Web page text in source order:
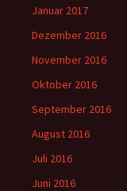
Januar 2017
Dezember 2016
November 2016
Oktober 2016
September 2016
August 2016
Juli 2016
Juni 2016